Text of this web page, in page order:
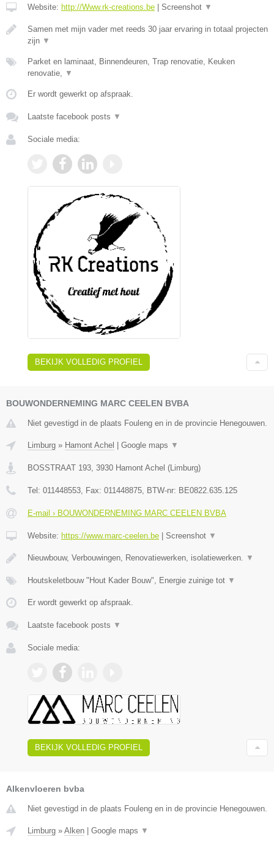
Website: http://Www.rk-creations.be Screenshot ▼
Samen met mijn vader met reeds 30 jaar ervaring in totaal projecten
zijn ▼
Parket en laminaat, Binnendeuren, Trap renovatie, Keuken
renovatie,
▼
Er wordt gewerkt op afspraak.
Laatste facebook posts ▼
Sociale media:
BEKIJK VOLLEDIG PROFIEL
BOUWONDERNEMING MARC CEELEN BVBA
Niet gevestigd in de plaats Fouleng en in de provincie Henegouwen.
Limburg » Hamont Achel Google maps ▼
BOSSTRAAT 193 3930 Hamont Achel ( Limburg)
Tel: 011448553 , Fax: 011448875 , BTW-nr: BE0822.635.125
E-mail › BOUWONDERNEMING MARC CEELEN BVBA
Website: https://www.marc-ceelen.be Screenshot ▼
Nieuwbouw, Verbouwingen, Renovatiewerken, isolatiewerken. ▼
Houtskeletbouw "Hout Kader Bouw", Energie zuinige tot ▼
Er wordt gewerkt op afspraak.
Laatste facebook posts ▼
Sociale media:
BEKIJK VOLLEDIG PROFIEL
Alkenvloeren bvba
Niet gevestigd in de plaats Fouleng en in de provincie Henegouwen.
Limburg » Alken Google maps ▼